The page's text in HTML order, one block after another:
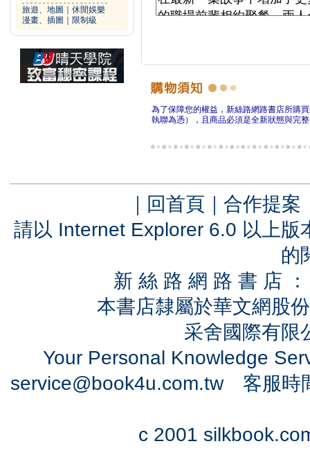
旅遊、地圖
休閒娛樂
漫畫、插圖
限制級
為了保障您的權益，新絲路網路書店所購
執聯為憑），且商品必須是全新狀態與完
｜ 回首頁 ｜ 合作提案
請以 Internet Explorer 6.0 以上
的
新 絲 路 網 路 書 店
本書店隸屬於華文網股
采舍國際有
Your Personal Knowledge
service@book4u.com.tw客服時
c 2001